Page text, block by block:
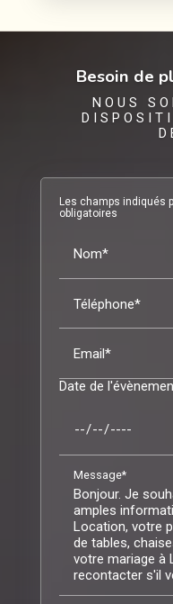
Besoin de
NOUS
Les champs indiqués
obligatoires
Nom*
Téléphone*
Email*
Date de
Message*